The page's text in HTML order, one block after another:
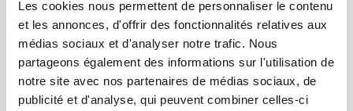
Les cookies nous permettent de personnaliser le contenu
et les annonces, d'offrir des fonctionnalités relatives aux
médias sociaux et d'analyser notre trafic. Nous
partageons également des informations sur l'utilisation de
notre site avec nos partenaires de médias sociaux, de
publicité et d'analyse, qui peuvent combiner celles-ci